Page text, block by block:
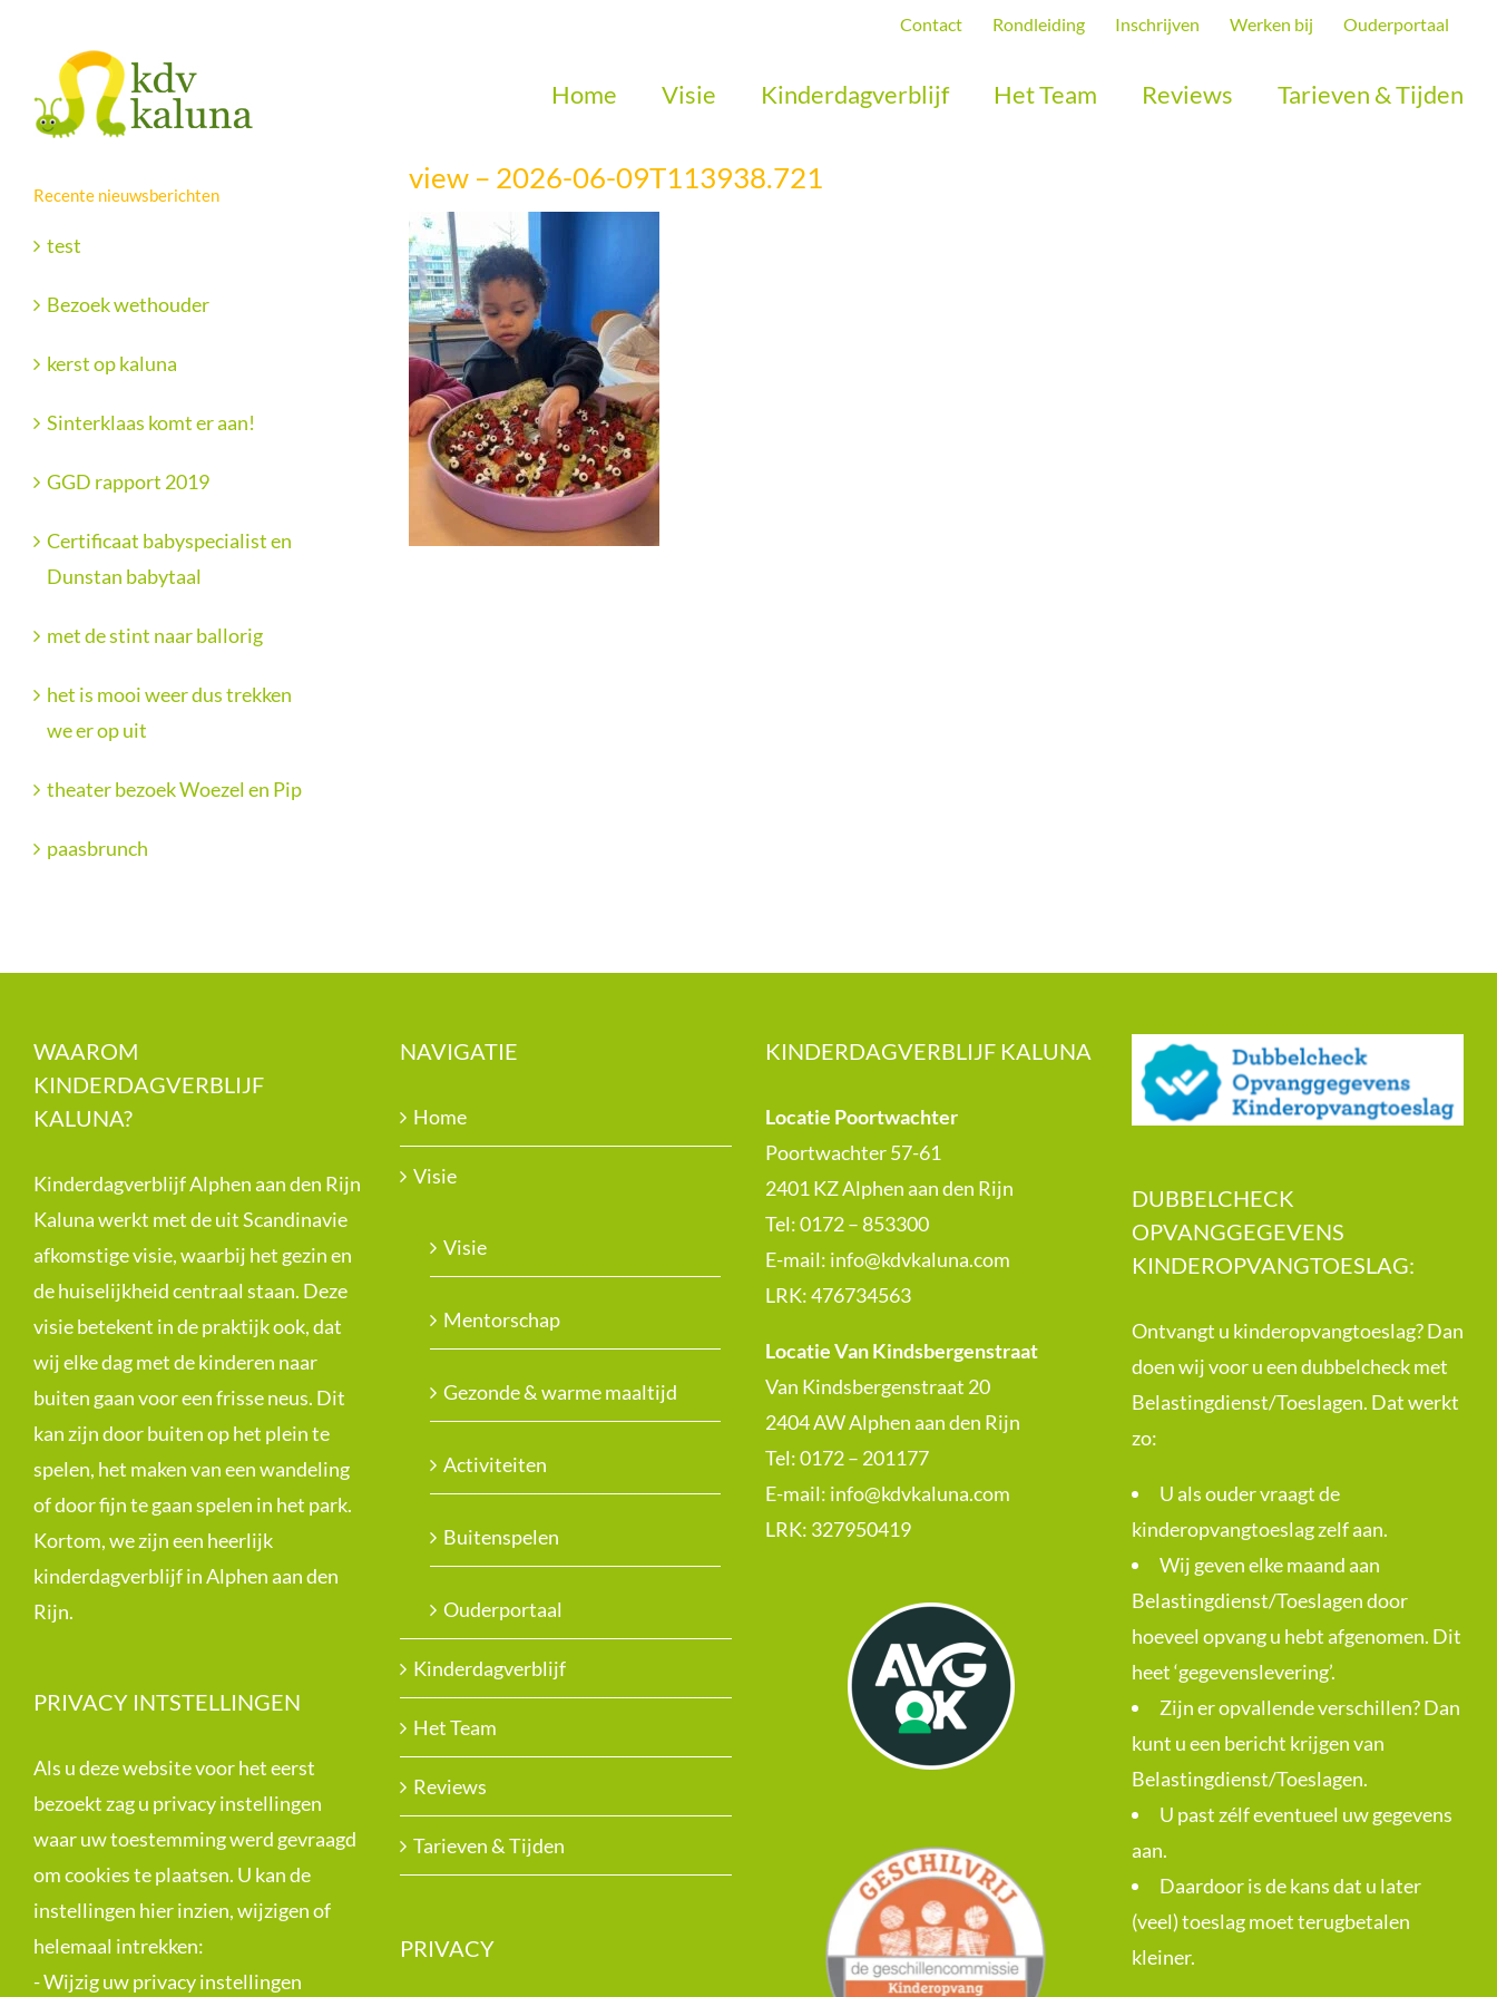
inhoud
Contact Rondleiding Inschrijven Werken bij Ouderportaal
Home Visie Kinderdagverblijf Het Team Reviews Tarieven & Tijden
view – 2026-06-09T113938.721
Recente nieuwsberichten
test
Bezoek wethouder
kerst op kaluna
Sinterklaas komt er aan!
GGD rapport 2019
Certificaat babyspecialist en
Dunstan babytaal
met de stint naar ballorig
het is mooi weer dus trekken
we er op uit
theater bezoek Woezel en Pip
paasbrunch
WAAROM
KINDERDAGVERBLIJF
KALUNA?
Kinderdagverblijf Alphen aan den Rijn
Kaluna werkt met de uit Scandinavie
afkomstige visie, waarbij het gezin en
de huiselijkheid centraal staan. Deze
visie betekent in de praktijk ook, dat
wij elke dag met de kinderen naar
buiten gaan voor een frisse neus. Dit
kan zijn door buiten op het plein te
spelen, het maken van een wandeling
of door fijn te gaan spelen in het park.
Kortom, we zijn een heerlijk
kinderdagverblijf in Alphen aan den
Rijn.
PRIVACY INTSTELLINGEN
Als u deze website voor het eerst
bezoekt zag u privacy instellingen
waar uw toestemming werd gevraagd
om cookies te plaatsen. U kan de
instellingen hier inzien, wijzigen of
helemaal intrekken:
-Wijzig uw privacy instellingen
NAVIGATIE
Home
Visie
Visie
Mentorschap
Gezonde & warme maaltijd
Activiteiten
Buitenspelen
Ouderportaal
Kinderdagverblijf
Het Team
Reviews
Tarieven & Tijden
PRIVACY
KINDERDAGVERBLIJF KALUNA
Locatie Poortwachter
Poortwachter 57-61
2401 KZ Alphen aan den Rijn
Tel: 0172 – 853300
E-mail: info@kdvkaluna.com
LRK:476734563
Locatie Van Kindsbergenstraat
Van Kindsbergenstraat 20
2404 AW Alphen aan den Rijn
Tel: 0172 – 201177
E-mail: info@kdvkaluna.com
LRK: 327950419
DUBBELCHECK
OPVANGGEGEVENS
KINDEROPVANGTOESLAG:
Ontvangt u kinderopvangtoeslag? Dan
doen wij voor u een dubbelcheck met
Belastingdienst/Toeslagen. Dat werkt
zo:
U als ouder vraagt de
kinderopvangtoeslag zelf aan.
Wij geven elke maand aan
Belastingdienst/Toeslagen door
hoeveel opvang u hebt afgenomen. Dit
heet ‘gegevenslevering’.
Zijn er opvallende verschillen? Dan
kunt u een bericht krijgen van
Belastingdienst/Toeslagen.
U past zélf eventueel uw gegevens
aan.
Daardoor is de kans dat u later
(veel) toeslag moet terugbetalen
kleiner.